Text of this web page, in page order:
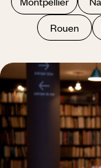
Rouen